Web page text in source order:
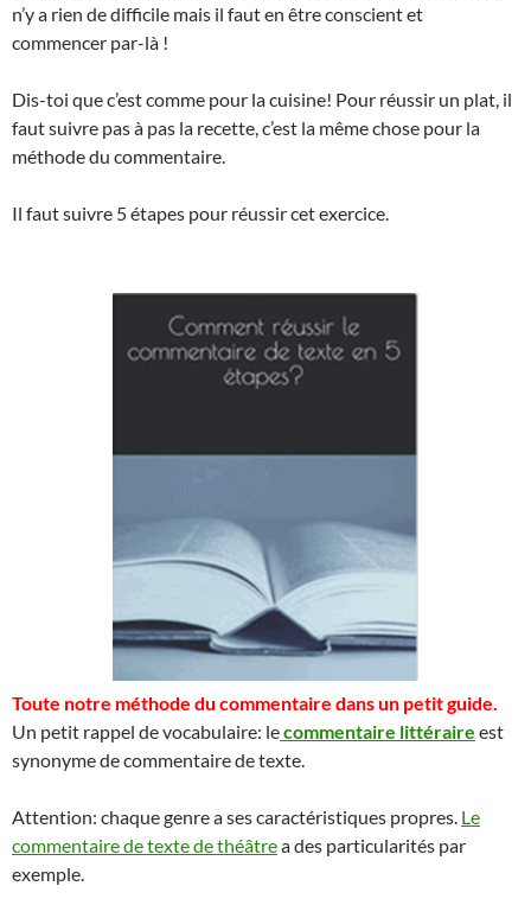
n’y a rien de difficile mais il faut en être conscient et
commencer par-là !
Dis-toi que c’est comme pour la cuisine! Pour réussir un plat, il
faut suivre pas à pas la recette, c’est la même chose pour la
méthode du commentaire.
Il faut suivre 5 étapes pour réussir cet exercice.
Toute notre méthode du commentaire dans un petit guide.
Un petit rappel de vocabulaire: lecommentaire littéraire est
synonyme de commentaire de texte.
Attention: chaque genre a ses caractéristiques propres. Le
commentaire de texte de théâtrea des particularités par
exemple.